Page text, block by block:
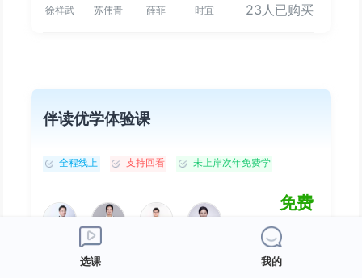
徐祥武 苏伟青 薛菲 时宜 23人已购买
伴读优学体验课
全程线上 支持回看 未上岸次年免费学
金楚晴
免费
25人已购买
选课 我的